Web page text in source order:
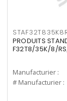
PRODUITS
F32T8/35K/8/
Manufacturier :
# Manufacturier :